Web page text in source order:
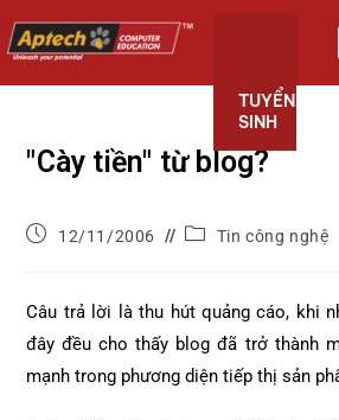
TUYỂN
SINH
"Cày tiền" từ blog?
12/11/2006 Tin công nghệ
Câu trả lời là thu hút quảng cáo, khi
đây đều cho thấy blog đã trở thành
mạnh trong phương diện tiếp thị sản